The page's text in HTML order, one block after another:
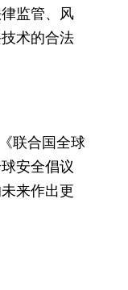
监管、风
术的合法
联合国全球
安全倡议
来作出更